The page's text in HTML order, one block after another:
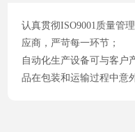
认真贯彻ISO9001质量管
应商，严苛每一环节；
自动化生产设备可与客户
品在包装和运输过程中意